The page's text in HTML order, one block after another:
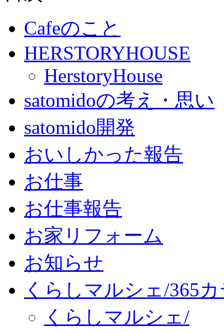
Cafeのこと
HERSTORYHOUSE
HerstoryHouse
satomidoの考え・思い
satomido開発
おいしかった報告
お仕事
お仕事報告
お家リフォーム
お知らせ
くらしマルシェ/365
くらしマルシェ/